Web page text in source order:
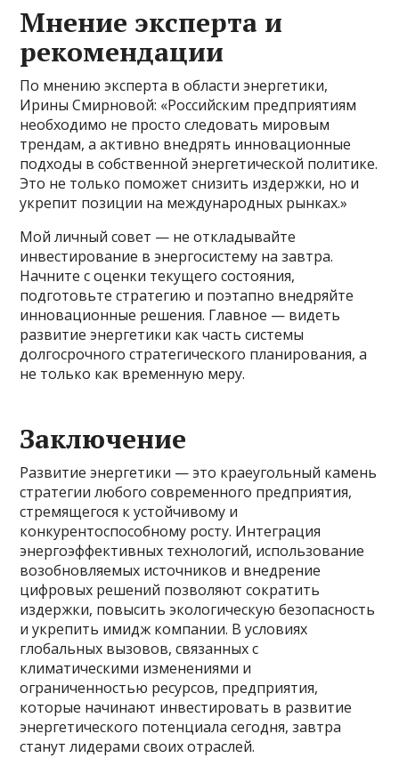
Мнение эксперта и
рекомендации
По мнению эксперта в области энергетики,
Ирины Смирновой: «Российским предприятиям
необходимо не просто следовать мировым
трендам, а активно внедрять инновационные
подходы в собственной энергетической политике.
Это не только поможет снизить издержки, но и
укрепит позиции на международных рынках.»
Мой личный совет — не откладывайте
инвестирование в энергосистему на завтра.
Начните с оценки текущего состояния,
подготовьте стратегию и поэтапно внедряйте
инновационные решения. Главное — видеть
развитие энергетики как часть системы
долгосрочного стратегического планирования, а
не только как временную меру.
Заключение
Развитие энергетики — это краеугольный камень
стратегии любого современного предприятия,
стремящегося к устойчивому и
конкурентоспособному росту. Интеграция
энергоэффективных технологий, использование
возобновляемых источников и внедрение
цифровых решений позволяют сократить
издержки, повысить экологическую безопасность
и укрепить имидж компании. В условиях
глобальных вызовов, связанных с
климатическими изменениями и
ограниченностью ресурсов, предприятия,
которые начинают инвестировать в развитие
энергетического потенциала сегодня, завтра
станут лидерами своих отраслей.